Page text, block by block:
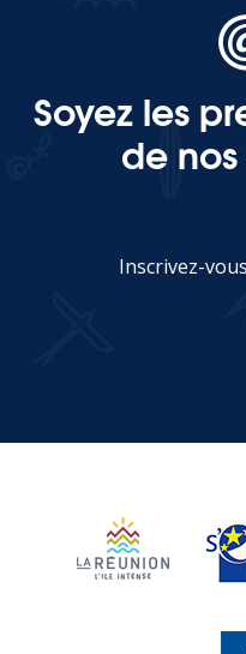
LES
Soyez les
de
Inscrivez-